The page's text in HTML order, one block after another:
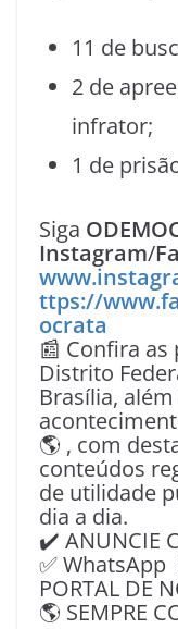
11 de
2 de
infrator;
1 de
Siga
Instagram/
ttps://
ocrata
📰 Confira
Distrito
Brasília,
🌎 , com
conteúdos
de utilidade
dia a dia.
✔️ ANUNCIE
✅ WhatsApp
PORTAL DE
🌎 SEMPRE